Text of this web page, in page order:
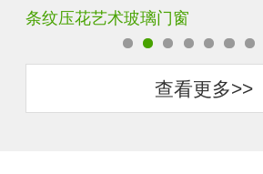
钢化超白长虹小灯芯压花钢化玻璃
查看更多>>